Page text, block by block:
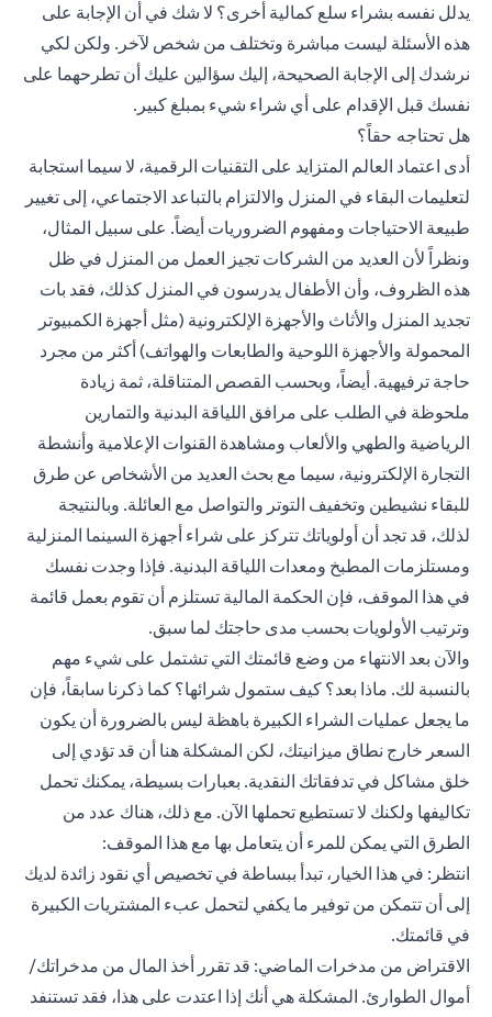
يدلل نفسه بشراء سلع كمالية أخرى؟ لا شك في أن الإجابة على
هذه الأسئلة ليست مباشرة وتختلف من شخص لآخر. ولكن لكي
نرشدك إلى الإجابة الصحيحة، إليك سؤالين عليك أن تطرحهما على
نفسك قبل الإقدام على أي شراء شيء بمبلغ كبير.
هل تحتاجه حقاً؟
أدى اعتماد العالم المتزايد على التقنيات الرقمية، لا سيما استجابة
لتعليمات البقاء في المنزل والالتزام بالتباعد الاجتماعي، إلى تغيير
طبيعة الاحتياجات ومفهوم الضروريات أيضاً. على سبيل المثال،
ونظراً لأن العديد من الشركات تجيز العمل من المنزل في ظل
هذه الظروف، وأن الأطفال يدرسون في المنزل كذلك، فقد بات
تجديد المنزل والأثاث والأجهزة الإلكترونية (مثل أجهزة الكمبيوتر
المحمولة والأجهزة اللوحية والطابعات والهواتف) أكثر من مجرد
حاجة ترفيهية. أيضاً، وبحسب القصص المتناقلة، ثمة زيادة
ملحوظة في الطلب على مرافق اللياقة البدنية والتمارين
الرياضية والطهي والألعاب ومشاهدة القنوات الإعلامية وأنشطة
التجارة الإلكترونية، سيما مع بحث العديد من الأشخاص عن طرق
للبقاء نشيطين وتخفيف التوتر والتواصل مع العائلة. وبالنتيجة
لذلك، قد تجد أن أولوياتك تتركز على شراء أجهزة السينما المنزلية
ومستلزمات المطبخ ومعدات اللياقة البدنية. فإذا وجدت نفسك
في هذا الموقف، فإن الحكمة المالية تستلزم أن تقوم بعمل قائمة
وترتيب الأولويات بحسب مدى حاجتك لما سبق.
والآن بعد الانتهاء من وضع قائمتك التي تشتمل على شيء مهم
بالنسبة لك. ماذا بعد؟ كيف ستمول شرائها؟ كما ذكرنا سابقاً، فإن
ما يجعل عمليات الشراء الكبيرة باهظة ليس بالضرورة أن يكون
السعر خارج نطاق ميزانيتك، لكن المشكلة هنا أن قد تؤدي إلى
خلق مشاكل في تدفقاتك النقدية. بعبارات بسيطة، يمكنك تحمل
تكاليفها ولكنك لا تستطيع تحملها الآن. مع ذلك، هناك عدد من
الطرق التي يمكن للمرء أن يتعامل بها مع هذا الموقف:
انتظر: في هذا الخيار، تبدأ ببساطة في تخصيص أي نقود زائدة لديك
إلى أن تتمكن من توفير ما يكفي لتحمل عبء المشتريات الكبيرة
في قائمتك.
الاقتراض من مدخرات الماضي: قد تقرر أخذ المال من مدخراتك/
أموال الطوارئ. المشكلة هي أنك إذا اعتدت على هذا، فقد تستنفد